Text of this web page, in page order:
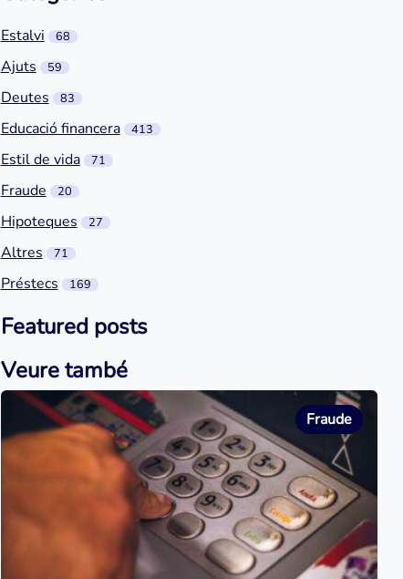
Estalvi 68
Ajuts 59
Deutes 83
Educació financera 413
Estil de vida 71
Fraude 20
Hipoteques 27
Altres 71
Préstecs 169
Featured posts
Veure també
Fraude